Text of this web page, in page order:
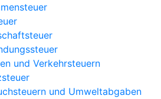
und Verkehrsteuern
und Umweltabgaben